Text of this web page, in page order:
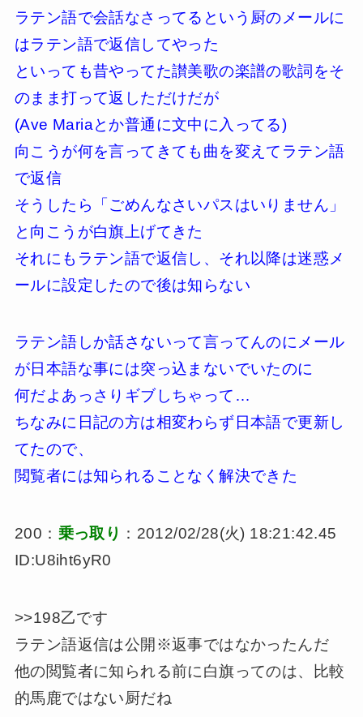
ラテン語で会話なさってるという厨のメールに
はラテン語で返信してやった
といっても昔やってた讃美歌の楽譜の歌詞をそ
のまま打って返しただけだが
(Ave Mariaとか普通に文中に入ってる)
向こうが何を言ってきても曲を変えてラテン語
で返信
そうしたら「ごめんなさいパスはいりません」
と向こうが白旗上げてきた
それにもラテン語で返信し、それ以降は迷惑メ
ールに設定したので後は知らない
ラテン語しか話さないって言ってんのにメール
が日本語な事には突っ込まないでいたのに
何だよあっさりギブしちゃって…
ちなみに日記の方は相変わらず日本語で更新し
てたので、
閲覧者には知られることなく解決できた
200： 乗っ取り ：2012/02/28(火) 18:21:42.45
ID:U8iht6yR0
>>198乙です
ラテン語返信は公開※返事ではなかったんだ
他の閲覧者に知られる前に白旗ってのは、比較
的馬鹿ではない厨だね